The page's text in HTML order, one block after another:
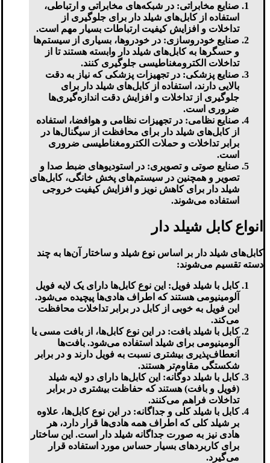
صنایع مخابراتی: در شبکه‌های مخابراتی و ارتباطی،
استفاده از کابل‌های شیلد دار برای جلوگیری از
تداخلات و افزایش کیفیت ارتباطات بسیار مهم است.
صنایع خودروسازی: در خودروها، بسیاری از سیستم‌ها
و حسگرها به کابل‌های شیلد دار وابسته هستند تا از
تداخلات الکترومغناطیسی جلوگیری کنند.
صنایع پزشکی: در تجهیزات پزشکی که نیاز به دقت
بالایی دارند، استفاده از کابل‌های شیلد دار برای
جلوگیری از تداخلات و افزایش دقت اندازه‌گیری‌ها
ضروری است.
صنایع نظامی: در تجهیزات نظامی و هوافضا، استفاده
از کابل‌های شیلد دار برای محافظت از سیگنال‌ها در
برابر تداخلات و حملات الکترومغناطیسی ضروری
است.
صنایع صوتی و تصویری: در استودیوهای ضبط صدا و
تصویر و همچنین در سیستم‌های پخش خانگی، کابل‌های
شیلد دار برای کاهش نویز و افزایش کیفیت خروجی
استفاده می‌شوند.
انواع کابل شیلد دار
کابل‌های شیلد دار بر اساس نوع شیلد و ساختار آن‌ها به چند
دسته تقسیم می‌شوند:
کابل با شیلد فویل: این نوع کابل‌ها دارای یک لایه فویل
آلومینیومی هستند که اطراف هادی‌ها پیچیده می‌شود.
این فویل به خوبی از کابل در برابر تداخلات محافظت
می‌کند.
کابل با شیلد بافت: در این نوع کابل‌ها، از بافت مسی یا
آلومینیومی برای شیلد استفاده می‌شود. بافت‌ها
انعطاف‌پذیری بیشتری نسبت به فویل دارند و در برابر
شکستگی مقاوم‌تر هستند.
کابل با شیلد دوگانه: این کابل‌ها دارای دو لایه شیلد
(فویل و بافت) هستند که حفاظت بیشتری در برابر
تداخلات فراهم می‌کنند.
کابل با شیلد کلی و جداگانه: در این نوع کابل‌ها، علاوه
بر شیلد کلی که اطراف همه هادی‌ها قرار دارد، هر
هادی نیز به صورت جداگانه شیلد دار است. این ساختار
برای کاربردهای بسیار حساس مورد استفاده قرار
می‌گیرد.